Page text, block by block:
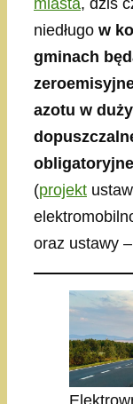
miasta, dziś
niedługo w
gminach
azotu w
(projekt
oraz ustawy